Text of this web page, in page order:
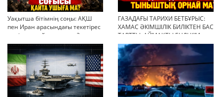
Уақытша бітімнің соңы: АҚШ
пен Иран арасындағы текетірес
неліктен қайта ушықты?
ГАЗАДАҒЫ ТАРИХИ БЕТБҰРЫС:
ХАМАС ӘКІМШІЛІК БИЛІКТЕН БАС
ТАРТТЫ. АЙМАҚТЫ ЕНДІ КІМ
БАСҚАРАДЫ?